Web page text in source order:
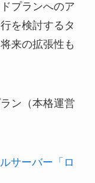
プランへのア
を検討するタ
来の拡張性も
ン（本格運営
サーバー「ロ